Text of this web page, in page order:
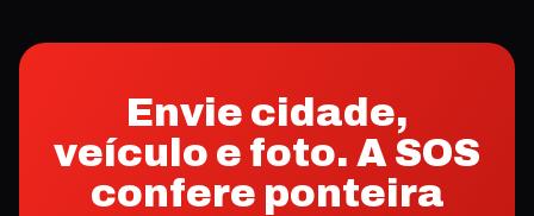
Envie cidade,
veículo e foto. A SOS
confere ponteira